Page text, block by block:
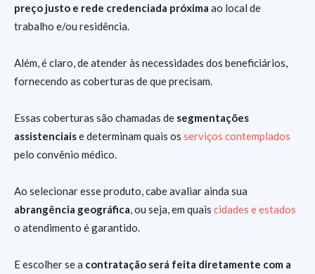
preço justo e rede credenciada próxima ao local de
trabalho e/ou residência.
Além, é claro, de atender às necessidades dos beneficiários,
fornecendo as coberturas de que precisam.
Essas coberturas são chamadas de segmentações
assistenciaise determinam quais os serviços contemplados
pelo convênio médico.
Ao selecionar esse produto, cabe avaliar ainda sua
abrangência geográfica, ou seja, em quais cidades e estados
o atendimento é garantido.
E escolher se a contratação será feita diretamente com a